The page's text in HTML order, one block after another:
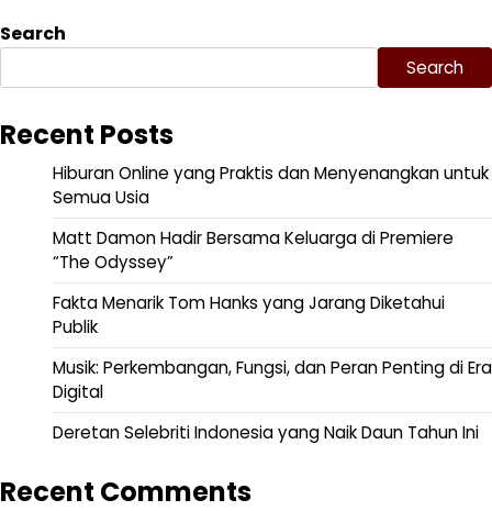
Search
Search
Recent Posts
Hiburan Online yang Praktis dan Menyenangkan untuk
Semua Usia
Matt Damon Hadir Bersama Keluarga di Premiere
“The Odyssey”
Fakta Menarik Tom Hanks yang Jarang Diketahui
Publik
Musik: Perkembangan, Fungsi, dan Peran Penting di Era
Digital
Deretan Selebriti Indonesia yang Naik Daun Tahun Ini
Recent Comments